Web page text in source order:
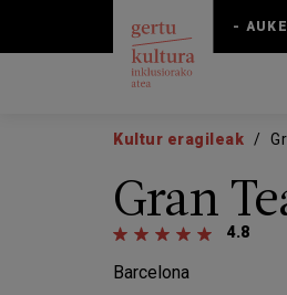
main
main
Kultur eragileak
Gran
4.8
Barcelona